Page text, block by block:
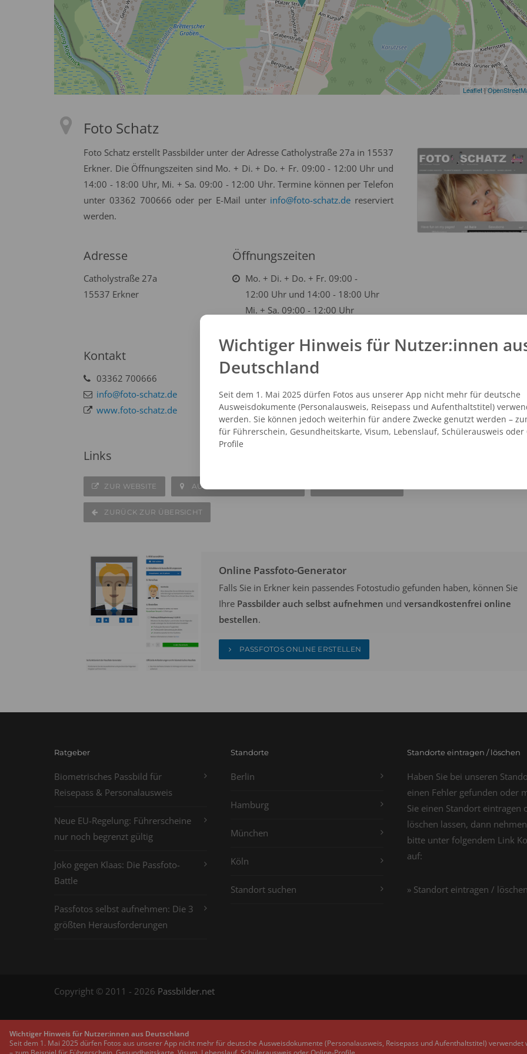
Leaflet|
Foto Schatz
Foto Schatz erstellt Passbilder unter der Adresse Catholystraße 27a in 15537
Erkner. Die Öffnungszeiten sind Mo. + Di. + Do. + Fr. 09:00 - 12:00 Uhr und
14:00 - 18:00 Uhr, Mi. + Sa. 09:00 - 12:00 Uhr. Termine können per Telefon
unter 03362 700666 oder per E-Mail unter info@foto-schatz.de reserviert
werden.
Adresse
Catholystraße 27a
15537 Erkner
Öffnungszeiten
Mo. + Di. + Do. + Fr. 09:00 -
12:00 Uhr und 14:00 - 18:00 Uhr
Mi. + Sa. 09:00 - 12:00 Uhr
Kontakt
03362 700666
info@foto-schatz.de
www.foto-schatz.de
Links
ZUR WEBSITE AUF DER KARTE ANZEIGEN
ZURÜCK ZUR ÜBERSICHT
Online Passfoto-Generator
Falls Sie in Erkner kein passendes Fotostudio gefunden haben, können Sie
Ihre Passbilder auch selbst aufnehmen und versandkostenfrei online
bestellen.
PASSFOTOS ONLINE ERSTELLEN
Ratgeber
Biometrisches Passbild für
Reisepass & Personalausweis
Neue EU-Regelung: Führerscheine
nur noch begrenzt gültig
Joko gegen Klaas: Die Passfoto-
Battle
Passfotos selbst aufnehmen: Die 3
größten Herausforderungen
Standorte
Berlin
Hamburg
München
Köln
Standort suchen
Standorte eintragen / löschen
Haben Sie bei unseren
einen Fehler gefunden oder
Sie einen Standort eintragen
löschen lassen, dann
bitte unter folgendem Link
auf:
» Standort eintragen / löschen
Copyright © 2011 - 2026 Passbilder.net
Wichtiger Hinweis für Nutzer:innen aus Deutschland
Seit dem 1. Mai 2025 dürfen Fotos aus unserer App nicht mehr für deutsche Ausweisdokumente (Personalausweis, Reisepass und Aufenthaltstitel)
Wichtiger Hinweis für Nutzer:innen
Deutschland
Seit dem 1. Mai 2025 dürfen Fotos aus unserer App nicht mehr für deutsche
Ausweisdokumente (Personalausweis, Reisepass und Aufenthaltstitel)
werden. Sie können jedoch weiterhin für andere Zwecke genutzt werden –
für Führerschein, Gesundheitskarte, Visum, Lebenslauf, Schülerausweis oder
Profile